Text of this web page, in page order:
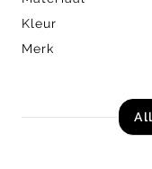
Kleur
Merk